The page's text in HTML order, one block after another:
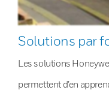
Solutions par
Les solutions
permettent d’en